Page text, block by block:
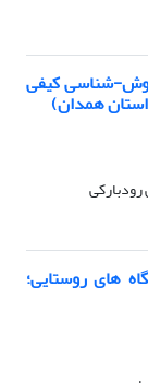
شناسی کیفی
همدان)
های روستایی؛